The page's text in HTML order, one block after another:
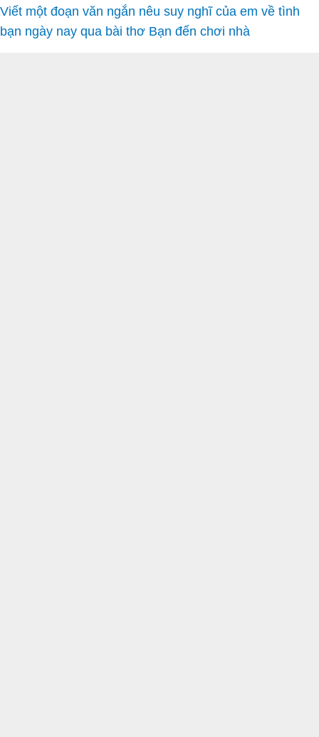
Viết một đoạn văn ngắn nêu suy nghĩ của em về tình
bạn ngày nay qua bài thơ Bạn đến chơi nhà